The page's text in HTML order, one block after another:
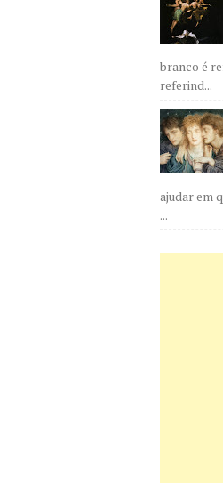
branco é
referind...
ajudar em
...